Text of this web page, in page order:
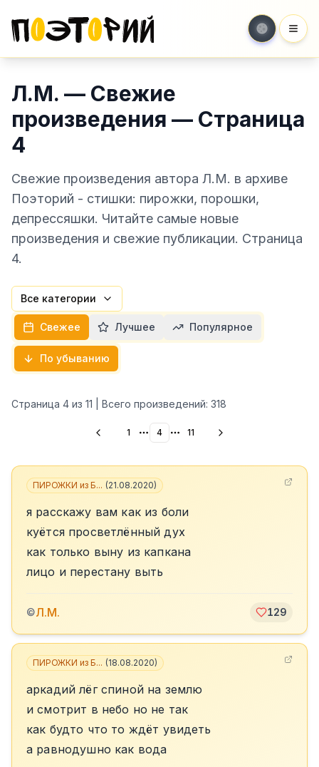
Л.М. — Свежие
произведения — Страница
4
Свежие произведения автора Л.М. в архиве
Поэторий - стишки: пирожки, порошки,
депрессяшки. Читайте самые новые
произведения и свежие публикации. Страница
4.
Все категории
Свежее Лучшее Популярное
По убыванию
Страница 4 из 11 | Всего произведений: 318
1 More pages
4 More pages
11
ПИРОЖКИ из Б... (21.08.2020)
я расскажу вам как из боли
куётся просветлённый дух
как только выну из капкана
лицо и перестану выть
©Л.М. 129
ПИРОЖКИ из Б... (18.08.2020)
аркадий лёг спиной на землю
и смотрит в небо но не так
как будто что то ждёт увидеть
а равнодушно как вода